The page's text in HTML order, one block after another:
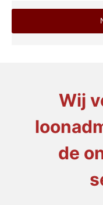
Wij
de